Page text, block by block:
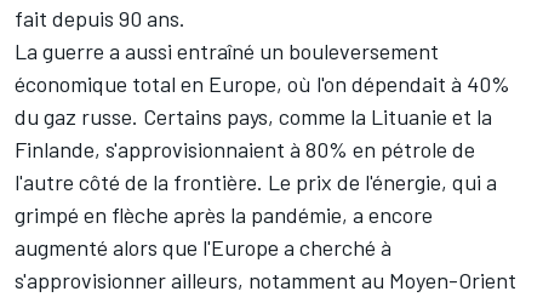
fait depuis 90 ans.
La guerre a aussi entraîné un bouleversement
économique total en Europe, où l'on dépendait à 40%
du gaz russe. Certains pays, comme la Lituanie et la
Finlande, s'approvisionnaient à 80% en pétrole de
l'autre côté de la frontière. Le prix de l'énergie, qui a
grimpé en flèche après la pandémie, a encore
augmenté alors que l'Europe a cherché à
s'approvisionner ailleurs, notamment au Moyen-Orient